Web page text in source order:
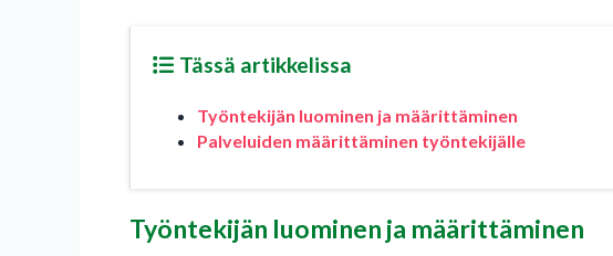
Tässä artikkelissa
Työntekijän luominen ja määrittäminen
Palveluiden määrittäminen työntekijälle
Työntekijän luominen ja määrittäminen